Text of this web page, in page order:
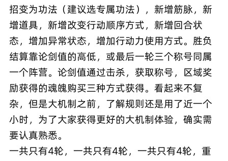
招变为功法（建议选专属功法），新增筋脉，新
增道具，新增改变行动顺序方式，新增回合状
态，增加异常状态，增加行动力使用方式。胜负
结算靠论剑值的高低，或最后一轮三个称号同属
一个阵营。论剑值通过击杀，获取称号，区域奖
励获得的魂魄购买三种方式获得。看起来不复
杂，但是大机制之前，了解规则还是用了近一个
小时，为了大家获得更好的大机制体验，确实需
要认真熟悉。
一共只有4轮，一共只有4轮，一共只有4轮，重